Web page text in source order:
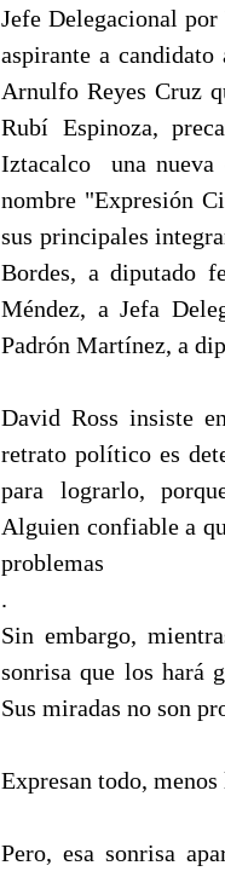
Jefe Delegacional por
aspirante a
Arnulfo Reyes Cruz
Rubí Espinoza,
Iztacalco una
nombre "Expresión
sus principales
Bordes, a diputado
Méndez, a Jefa
Padrón Martínez, a
David Ross insiste
retrato político es
para lograrlo,
Alguien confiable a
problemas
.
Sin embargo,
sonrisa que los hará
Sus miradas no son
Expresan todo,
Pero, esa sonrisa